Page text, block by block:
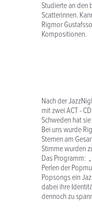
Studierte an den
Scatterinnen.
Rigmor
Kompositionen.
Nach der
mit zwei ACT -
Schweden hat
Bei uns wurde
Sternen am
Stimme wurden
Das Programm:
Perlen der
Popsongs ein
dabei ihre
dennoch zu